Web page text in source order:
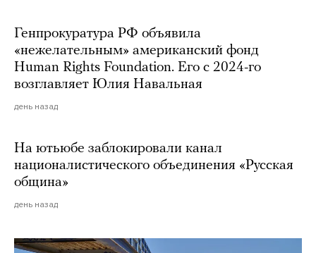
Генпрокуратура РФ объявила
«нежелательным» американский фонд
Human Rights Foundation. Его с 2024-го
возглавляет Юлия Навальная
день назад
На ютьюбе заблокировали канал
националистического объединения «Русская
община»
день назад